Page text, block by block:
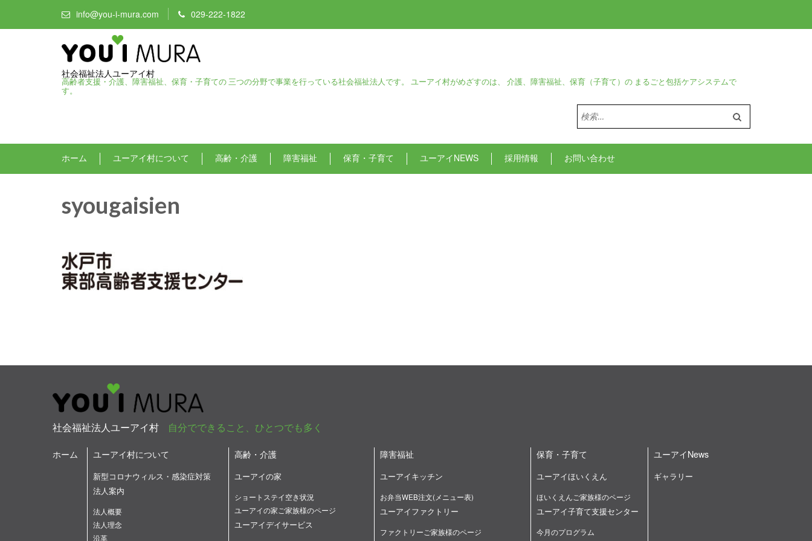
info@you-i-mura.com 029-222-1822
社会福祉法人ユーアイ村
高齢者支援・介護、障害福祉、保育・子育ての 三つの分野で事業を行っている社会福祉法人です。 ユーアイ村がめざすのは、 介護、障害福祉、保育（子育て）の まるごと包括ケアシステムで
す。
検
索:
ホーム ユーアイ村について 高齢・介護 障害福祉 保育・子育て ユーアイNEWS 採用情報 お問い合わせ
syougaisien
社会福祉法人ユーアイ村 自分でできること、ひとつでも多く
ホーム ユーアイ村について
新型コロナウィルス・感染症対策
法人案内
法人概要
法人理念
沿革
高齢・介護
ユーアイの家
ショートステイ空き状況
ユーアイの家ご家族様のページ
ユーアイデイサービス
障害福祉
ユーアイキッチン
お弁当WEB注文(メニュー表)
ユーアイファクトリー
ファクトリーご家族様のページ
保育・子育て
ユーアイほいくえん
ほいくえんご家族様のページ
ユーアイ子育て支援センター
今月のプログラム
ユーアイNews
ギャラリー